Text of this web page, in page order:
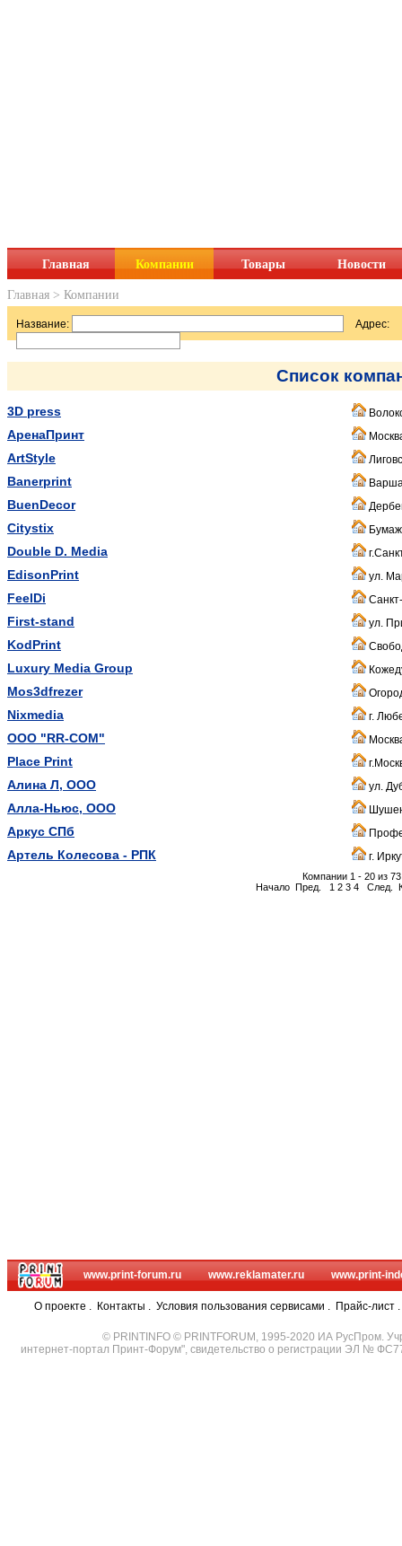
Главная Компании Товары Новости
Главная > Компании
Название: Адрес:
Список
3D press
ApeнаПринт
ArtStyle
Banerprint
BuenDecor
Citystix
Double D. Media
EdisonPrint ул.
FeelDi
First-stand ул.
KodPrint
Luxury Media Group
Mos3dfrezer
Nixmedia г.
OOO "RR-COM"
Place Print
Алина Л, ООО ул.
Алла-Ньюс, ООО
Аркус СПб
Артель Колесова - РПК г.
Компании 1 - 20 из 73
Начало Пред. 1 2 3 4 След.
www.print-forum.ru www.reklamater.ru www.print-
О проекте . Контакты . Условия пользования сервисами . Прайс-лист .
© PRINTINFO © PRINTFORUM, 1995-2020 ИА РусПром.
интернет-портал Принт-Форум", свидетельство о регистрации ЭЛ №